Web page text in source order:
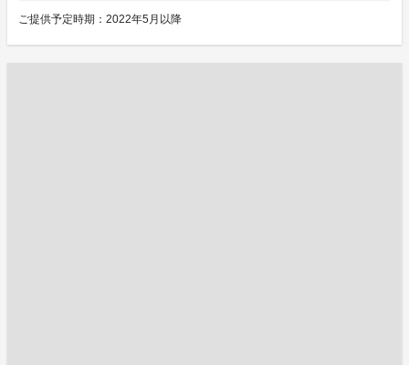
ご提供予定時期：2022年5月以降